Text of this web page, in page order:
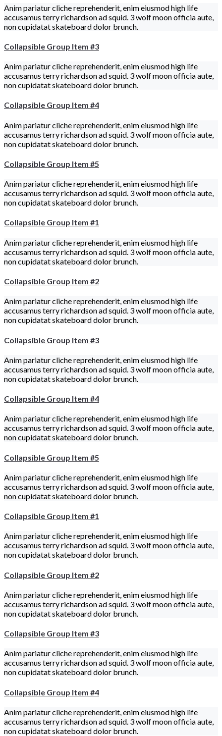
Anim pariatur cliche reprehenderit, enim eiusmod high life
accusamus terry richardson ad squid. 3 wolf moon officia aute,
non cupidatat skateboard dolor brunch.
Collapsible Group Item #3
Anim pariatur cliche reprehenderit, enim eiusmod high life
accusamus terry richardson ad squid. 3 wolf moon officia aute,
non cupidatat skateboard dolor brunch.
Collapsible Group Item #4
Anim pariatur cliche reprehenderit, enim eiusmod high life
accusamus terry richardson ad squid. 3 wolf moon officia aute,
non cupidatat skateboard dolor brunch.
Collapsible Group Item #5
Anim pariatur cliche reprehenderit, enim eiusmod high life
accusamus terry richardson ad squid. 3 wolf moon officia aute,
non cupidatat skateboard dolor brunch.
Collapsible Group Item #1
Anim pariatur cliche reprehenderit, enim eiusmod high life
accusamus terry richardson ad squid. 3 wolf moon officia aute,
non cupidatat skateboard dolor brunch.
Collapsible Group Item #2
Anim pariatur cliche reprehenderit, enim eiusmod high life
accusamus terry richardson ad squid. 3 wolf moon officia aute,
non cupidatat skateboard dolor brunch.
Collapsible Group Item #3
Anim pariatur cliche reprehenderit, enim eiusmod high life
accusamus terry richardson ad squid. 3 wolf moon officia aute,
non cupidatat skateboard dolor brunch.
Collapsible Group Item #4
Anim pariatur cliche reprehenderit, enim eiusmod high life
accusamus terry richardson ad squid. 3 wolf moon officia aute,
non cupidatat skateboard dolor brunch.
Collapsible Group Item #5
Anim pariatur cliche reprehenderit, enim eiusmod high life
accusamus terry richardson ad squid. 3 wolf moon officia aute,
non cupidatat skateboard dolor brunch.
Collapsible Group Item #1
Anim pariatur cliche reprehenderit, enim eiusmod high life
accusamus terry richardson ad squid. 3 wolf moon officia aute,
non cupidatat skateboard dolor brunch.
Collapsible Group Item #2
Anim pariatur cliche reprehenderit, enim eiusmod high life
accusamus terry richardson ad squid. 3 wolf moon officia aute,
non cupidatat skateboard dolor brunch.
Collapsible Group Item #3
Anim pariatur cliche reprehenderit, enim eiusmod high life
accusamus terry richardson ad squid. 3 wolf moon officia aute,
non cupidatat skateboard dolor brunch.
Collapsible Group Item #4
Anim pariatur cliche reprehenderit, enim eiusmod high life
accusamus terry richardson ad squid. 3 wolf moon officia aute,
non cupidatat skateboard dolor brunch.